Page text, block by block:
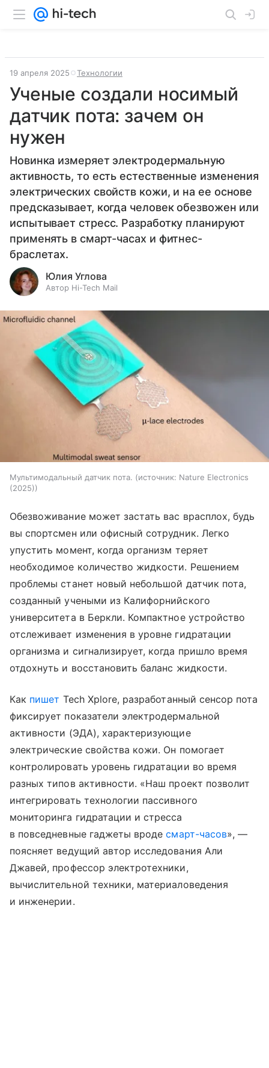
19 апреля 2025 Технологии
Ученые создали носимый
датчик пота: зачем он
нужен
Новинка измеряет электродермальную
активность, то есть естественные изменения
электрических свойств кожи, и на ее основе
предсказывает, когда человек обезвожен или
испытывает стресс. Разработку планируют
применять в смарт-часах и фитнес-
браслетах.
Юлия Углова
Автор Hi-Tech Mail
Мультимодальный датчик пота. источник: Nature Electronics
(2025)
Обезвоживание может застать вас врасплох, будь
вы спортсмен или офисный сотрудник. Легко
упустить момент, когда организм теряет
необходимое количество жидкости. Решением
проблемы станет новый небольшой датчик пота,
созданный учеными из Калифорнийского
университета в Беркли. Компактное устройство
отслеживает изменения в уровне гидратации
организма и сигнализирует, когда пришло время
отдохнуть и восстановить баланс жидкости.
Как пишет Tech Xplore, разработанный сенсор пота
фиксирует показатели электродермальной
активности (ЭДА), характеризующие
электрические свойства кожи. Он помогает
контролировать уровень гидратации во время
разных типов активности. «Наш проект позволит
интегрировать технологии пассивного
мониторинга гидратации и стресса
в повседневные гаджеты вродесмарт-часов», —
поясняет ведущий автор исследования Али
Джавей, профессор электротехники,
вычислительной техники, материаловедения
и инженерии.